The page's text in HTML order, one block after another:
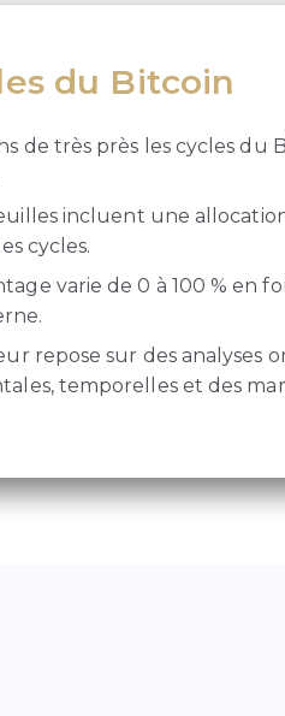
du Bitcoin
de très près les cycles du
incluent une
cycles.
varie de 0 à 100 % en
repose sur des analyses
temporelles et des